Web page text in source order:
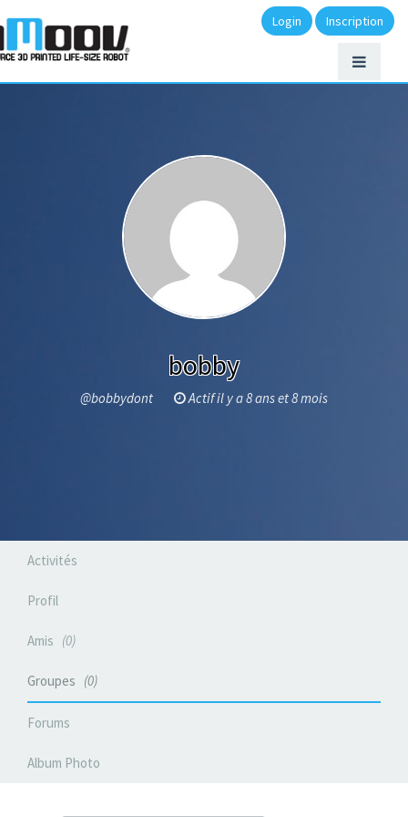
Login Inscription
bobby
@bobbydont Actif il y a 8 ans et 8 mois
Activités
Profil
Amis 0
Groupes 0
Forums
Album Photo